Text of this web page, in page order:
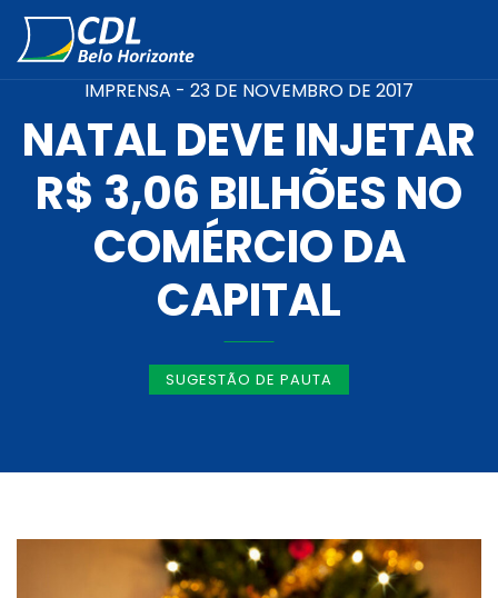
IMPRENSA - 23 DE NOVEMBRO DE 2017
NATAL DEVE INJETAR
R$ 3,06 BILHÕES NO
COMÉRCIO DA
CAPITAL
SUGESTÃO DE PAUTA